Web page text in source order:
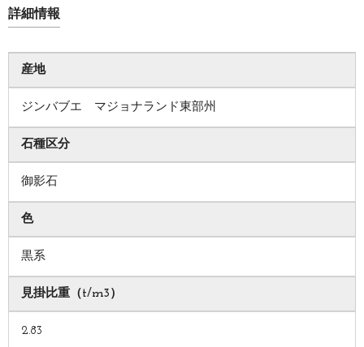
詳細情報
産地
ジンバブエ マジョナランド東部州
石種区分
御影石
色
黒系
見掛比重（t/m3）
2.83